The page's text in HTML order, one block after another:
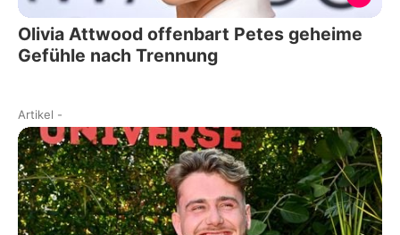
Olivia Attwood offenbart Petes geheime
Gefühle nach Trennung
Artikel -